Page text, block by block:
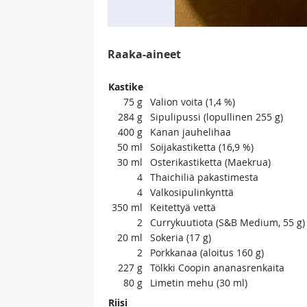
Raaka-aineet
Kastike
75 g Valion voita (1,4 %)
284 g Sipulipussi (lopullinen 255 g)
400 g
Kanan jauhelihaa
50 ml
Soijakastiketta (16,9 %)
30 ml
Osterikastiketta (Maekrua)
4 Thaichiliä pakastimesta
4 Valkosipulinkynttä
350 ml
Keitettyä vettä
2 Currykuutiota (S&B Medium, 55 g)
20 ml
Sokeria (17 g)
2
Porkkanaa (aloitus 160 g)
227 g Tölkki Coopin ananasrenkaita
80 g
Limetin mehu (30 ml)
Riisi